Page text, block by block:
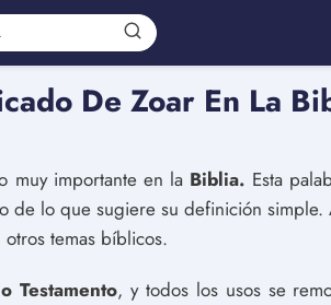
De Zoar En La
muy importante en la Biblia. Esta
de lo que sugiere su definición
temas bíblicos.
Testamento, y todos los usos se